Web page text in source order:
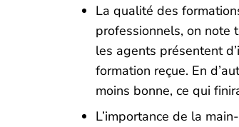
La qualité des
professionnels, on note
les agents présentent
formation reçue. En
moins bonne, ce qui
L’importance de la